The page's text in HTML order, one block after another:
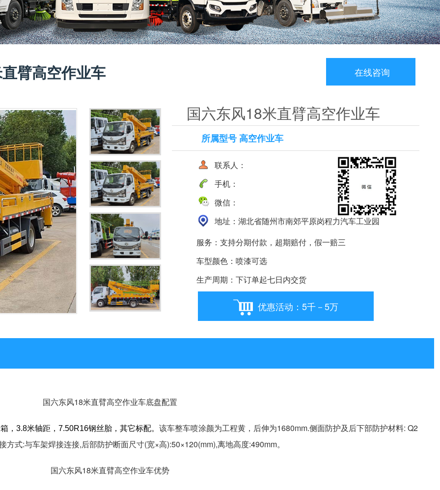
臂高空作业车 在线咨询
国六东风18米直臂高空作业车
所属型号 高空作业车
联系人：
手机：
微信：
要购车就扫我
地址：湖北省随州市南郊平原岗程力汽车工业园
服务：支持分期付款，超期赔付，假一赔三
车型颜色：喷漆可选
生产周期：下订单起七日内交货
优惠活动：5千－5万
国六东风18米直臂高空作业车底盘配置
，3.8米轴距，7.50R16钢丝胎，其它标配。 该车整车喷涂颜为工程黄，后伸为1680mm.侧面防护及后下部防护材料: Q2
方式:与车架焊接连接,后部防护断面尺寸(宽×高):50×120(mm),离地高度:490mm。
国六东风18米直臂高空作业车优势